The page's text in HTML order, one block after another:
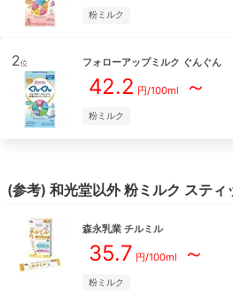
粉ミルク
2位 フォローアップミルク ぐんぐん
42.2 円/100ml ～
粉ミルク
(参考) 和光堂以外粉ミルク スティ
森永乳業 チルミル
35.7 円/100ml ～
粉ミルク